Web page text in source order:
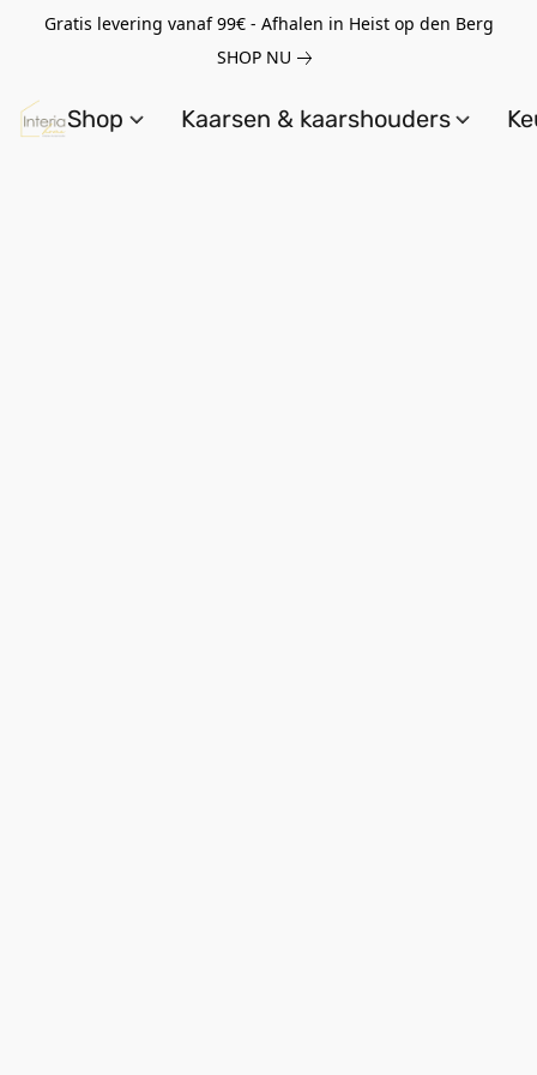
Gratis levering vanaf 99€ - Afhalen in Heist op den Berg
SHOP NU
Shop Kaarsen & kaarshouders